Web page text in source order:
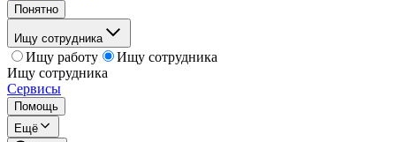
Понятно
Ищу сотрудника
Ищу работу
Ищу сотрудника
Ищу сотрудника
Сервисы
Помощь
Ещё